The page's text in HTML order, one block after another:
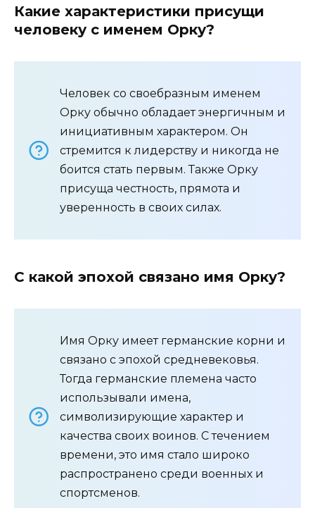
Какие характеристики присущи
человеку с именем Орку?
Человек со своебразным именем
Орку обычно обладает энергичным и
инициативным характером. Он
стремится к лидерству и никогда не
боится стать первым. Также Орку
присуща честность, прямота и
уверенность в своих силах.
С какой эпохой связано имя Орку?
Имя Орку имеет германские корни и
связано с эпохой средневековья.
Тогда германские племена часто
использывали имена,
символизирующие характер и
качества своих воинов. С течением
времени, это имя стало широко
распространено среди военных и
спортсменов.